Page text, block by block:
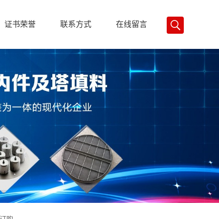
证书荣誉 联系方式 在线留言